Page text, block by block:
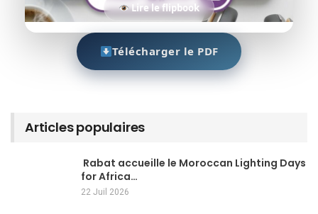
Lire le flipbook
Télécharger le PDF
Articles populaires
Rabat accueille le Moroccan Lighting Days
for Africa…
22 Juil 2026